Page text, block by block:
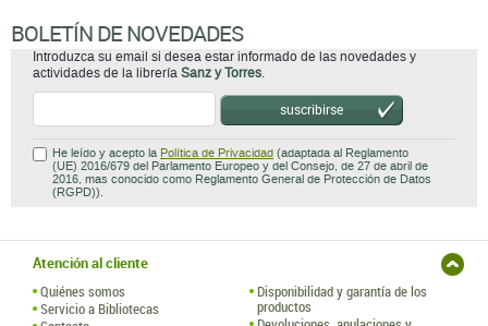
BOLETÍN DE NOVEDADES
Introduzca su email si desea estar informado de las novedades y
actividades de la librería Sanz y Torres.
suscribirse
He leído y acepto la Política de Privacidad (adaptada al Reglamento
(UE) 2016/679 del Parlamento Europeo y del Consejo, de 27 de abril de
2016, mas conocido como Reglamento General de Protección de Datos
(RGPD)).
Atención al cliente
Quiénes somos
Servicio a Bibliotecas
Disponibilidad y garantía de los
productos